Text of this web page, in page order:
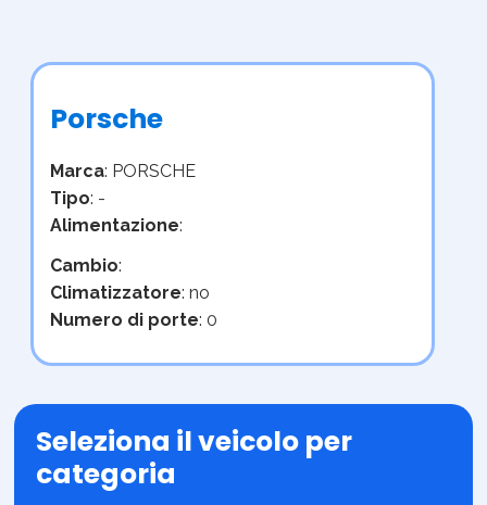
Porsche
Marca: PORSCHE
Tipo: -
Alimentazione:
Cambio:
Climatizzatore: no
Numero di porte: 0
Seleziona il veicolo per
categoria